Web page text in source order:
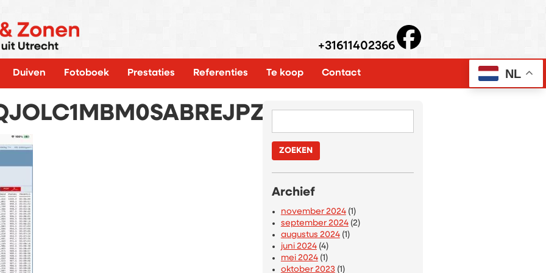
+31611402366
Duiven Fotoboek Prestaties Referenties Te koop Contact
Archief
november 2024(1)
september 2024(2)
augustus 2024(1)
juni 2024(4)
mei 2024(1)
oktober 2023(1)
NL